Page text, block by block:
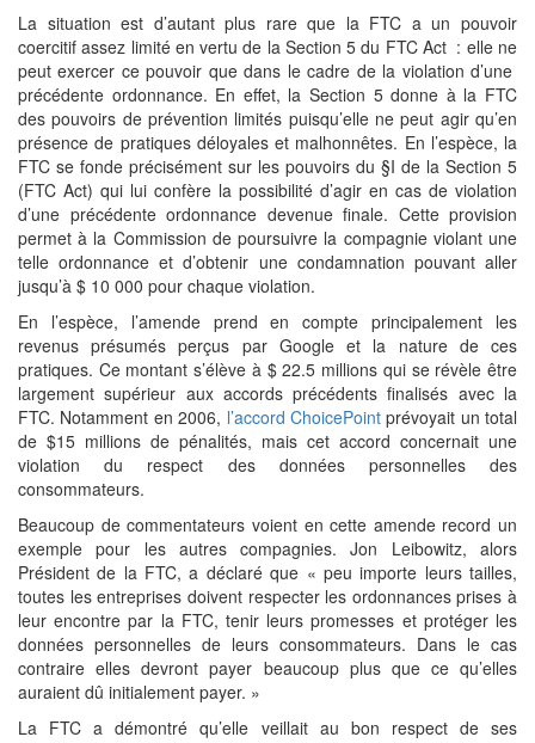
La situation est d’autant plus rare que la FTC a un pouvoir
coercitif assez limité en vertu de la Section 5 du FTC Act : elle ne
peut exercer ce pouvoir que dans le cadre de la violation d’une
précédente ordonnance. En effet, la Section 5 donne à la FTC
des pouvoirs de prévention limités puisqu’elle ne peut agir qu’en
présence de pratiques déloyales et malhonnêtes. En l’espèce, la
FTC se fonde précisément sur les pouvoirs du §I de la Section 5
(FTC Act) qui lui confère la possibilité d’agir en cas de violation
d’une précédente ordonnance devenue finale. Cette provision
permet à la Commission de poursuivre la compagnie violant une
telle ordonnance et d’obtenir une condamnation pouvant aller
jusqu’à $ 10 000 pour chaque violation.
En l’espèce, l’amende prend en compte principalement les
revenus présumés perçus par Google et la nature de ces
pratiques. Ce montant s’élève à $ 22.5 millions qui se révèle être
largement supérieur aux accords précédents finalisés avec la
FTC. Notamment en 2006, l’accord ChoicePointprévoyait un total
de $15 millions de pénalités, mais cet accord concernait une
violation du respect des données personnelles des
consommateurs.
Beaucoup de commentateurs voient en cette amende record un
exemple pour les autres compagnies. Jon Leibowitz, alors
Président de la FTC, a déclaré que « peu importe leurs tailles,
toutes les entreprises doivent respecter les ordonnances prises à
leur encontre par la FTC, tenir leurs promesses et protéger les
données personnelles de leurs consommateurs. Dans le cas
contraire elles devront payer beaucoup plus que ce qu’elles
auraient dû initialement payer. »
La FTC a démontré qu’elle veillait au bon respect de ses